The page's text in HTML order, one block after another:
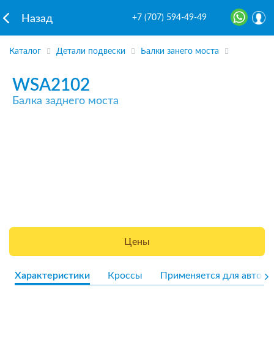
Назад +7 (707) 594-49-49
Каталог Детали подвески Балки занего моста
WSA2102
Балка заднего моста
Цены
Характеристики Кроссы Применяется для авто